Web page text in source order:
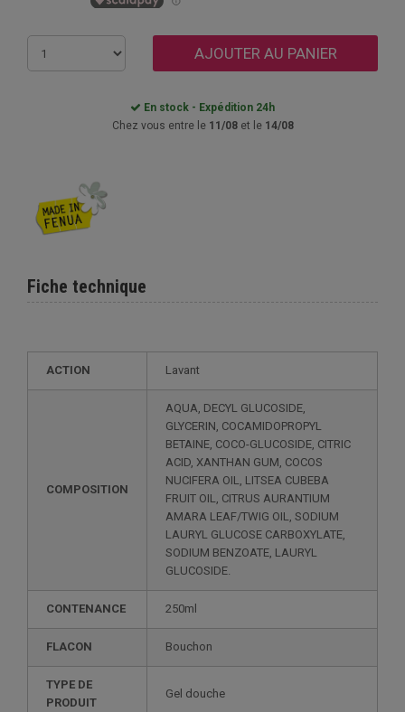
AJOUTER AU PANIER
En stock - Expédition 24h
Chez vous entre le 11/08et le 14/08
Fiche technique
ACTION Lavant
COMPOSITION
AQUA, DECYL GLUCOSIDE,
GLYCERIN, COCAMIDOPROPYL
BETAINE, COCO-GLUCOSIDE, CITRIC
ACID, XANTHAN GUM, COCOS
NUCIFERA OIL, LITSEA CUBEBA
FRUIT OIL, CITRUS AURANTIUM
AMARA LEAF/TWIG OIL, SODIUM
LAURYL GLUCOSE CARBOXYLATE,
SODIUM BENZOATE, LAURYL
GLUCOSIDE.
CONTENANCE 250ml
FLACON Bouchon
TYPE DE
PRODUIT
Gel douche